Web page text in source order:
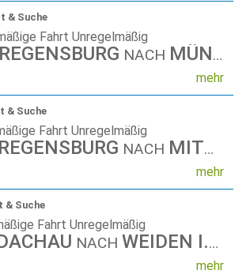
& Suche
Fahrt Unregelmäßig
REGENSBURG NACH MÜNCHEN
mehr
& Suche
Fahrt Unregelmäßig
REGENSBURG NACH MITTENWALD
mehr
& Suche
Fahrt Unregelmäßig
NACH WEIDEN I.D. OPF.
mehr